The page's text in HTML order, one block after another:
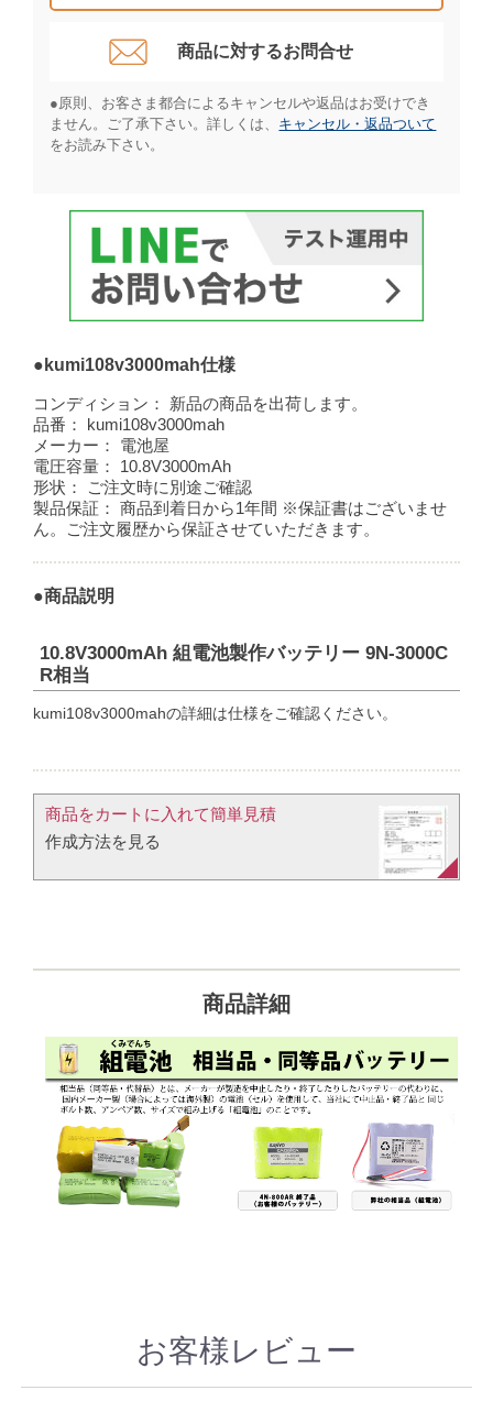
商品に対するお問合せ​
●原則、お客さま都合によるキャンセルや返品はお受けでき
ません。ご了承下さい。詳しくは、 キャンセル・返品ついて
をお読み下さい。​
●kumi108v3000mah仕様
コンディション：
新品の商品を出荷します。
品番：
kumi108v3000mah
メーカー：
電池屋
電圧容量：
10.8V3000mAh
形状：
ご注文時に別途ご確認
製品保証：
商品到着日から1年間 ※保証書はございませ
ん。ご注文履歴から保証させていただきます。
●商品説明
10.8V3000mAh 組電池製作バッテリー 9N-3000C
R相当
kumi108v3000mahの詳細は仕様をご確認ください。
商品をカートに入れて簡単見積​
作成方法を見る​​
商品詳細
お客様レビュー